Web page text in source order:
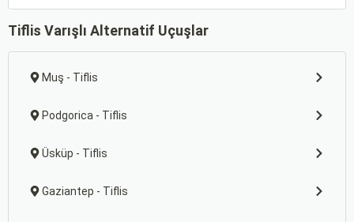
Tiflis Varışlı Alternatif Uçuşlar
Muş - Tiflis
Podgorica - Tiflis
Üsküp - Tiflis
Gaziantep - Tiflis